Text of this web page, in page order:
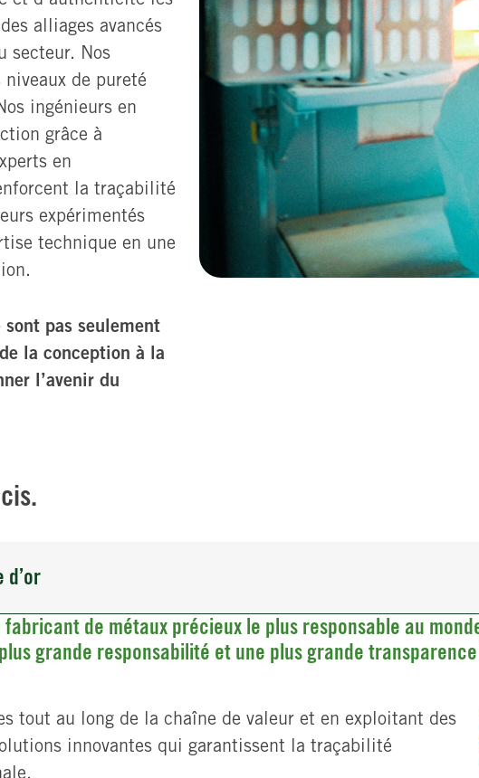
alliages avancés
secteur. Nos
de pureté
ingénieurs en
grâce à
en
la traçabilité
expérimentés
technique en une
pas seulement
la conception à la
l’avenir du
de métaux précieux le plus responsable au
grande responsabilité et une plus grande
tout au long de la chaîne de valeur et en exploitant des
innovantes qui garantissent la traçabilité